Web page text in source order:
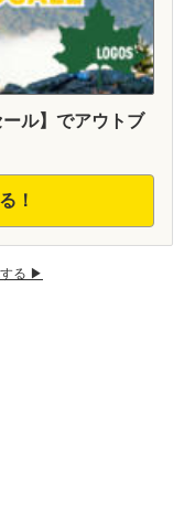
ル】でアウトブ
！
る ▶︎